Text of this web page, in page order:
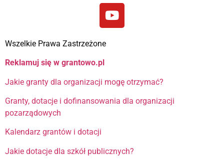
Wszelkie Prawa Zastrzeżone
Reklamuj się w grantowo.pl
Jakie granty dla organizacji mogę otrzymać?
Granty, dotacje i dofinansowania dla organizacji
pozarządowych
Kalendarz grantów i dotacji
Jakie dotacje dla szkół publicznych?